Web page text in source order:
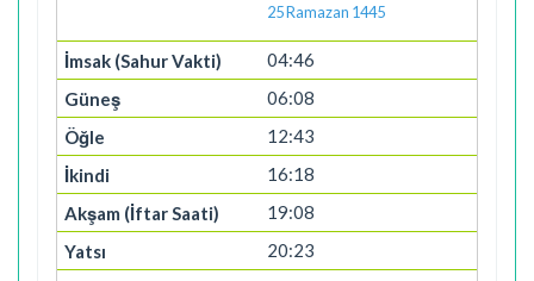
25 Ramazan 1445
04:46
06:08
12:43
16:18
19:08
20:23